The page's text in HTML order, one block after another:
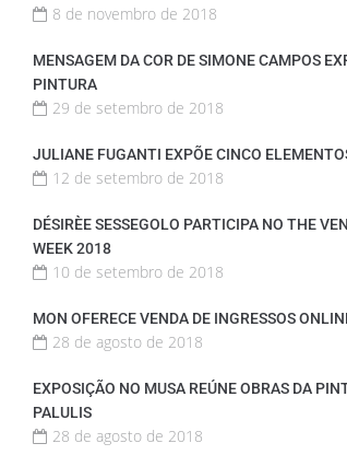
8 de novembro de 2018
MENSAGEM DA COR DE SIMONE CAMPOS
PINTURA
29 de setembro de 2018
JULIANE FUGANTI EXPÕE CINCO
12 de setembro de 2018
DÉSIRÈE SESSEGOLO PARTICIPA NO THE
WEEK 2018
10 de setembro de 2018
MON OFERECE VENDA DE INGRESSOS
28 de agosto de 2018
EXPOSIÇÃO NO MUSA REÚNE OBRAS DA
PALULIS
28 de agosto de 2018